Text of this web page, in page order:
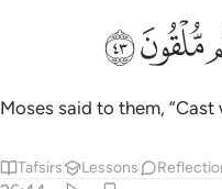
ﱣﱤ
Moses said to them,
Tafsirs Lessons